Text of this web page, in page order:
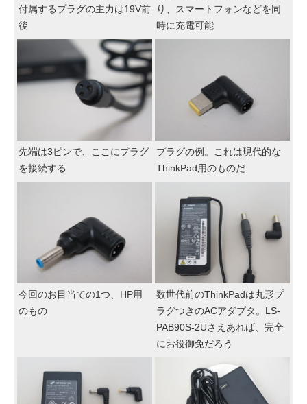
付属するプラグの主力は19V前
後
り、スマートフォンなどを同
時に充電可能
先端は3ピンで、ここにプラグ
を接続する
プラグの例。これは現代的な
ThinkPad用のものだ
今回のお目当ての1つ、HP用
のもの
数世代前のThinkPadは丸形プ
ラグつきのACアダプタ。LS-
PAB90S-2Uさえあれば、完全
にお役御免だろう